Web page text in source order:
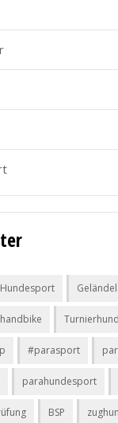
Hundesport
handbike
#parasport
parahundesport
BSP